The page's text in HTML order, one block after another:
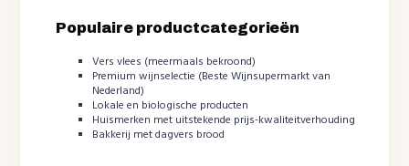
Populaire productcategorieën
Vers vlees (meermaals bekroond)
Premium wijnselectie (Beste Wijnsupermarkt van
Nederland)
Lokale en biologische producten
Huismerken met uitstekende prijs-kwaliteitverhouding
Bakkerij met dagvers brood